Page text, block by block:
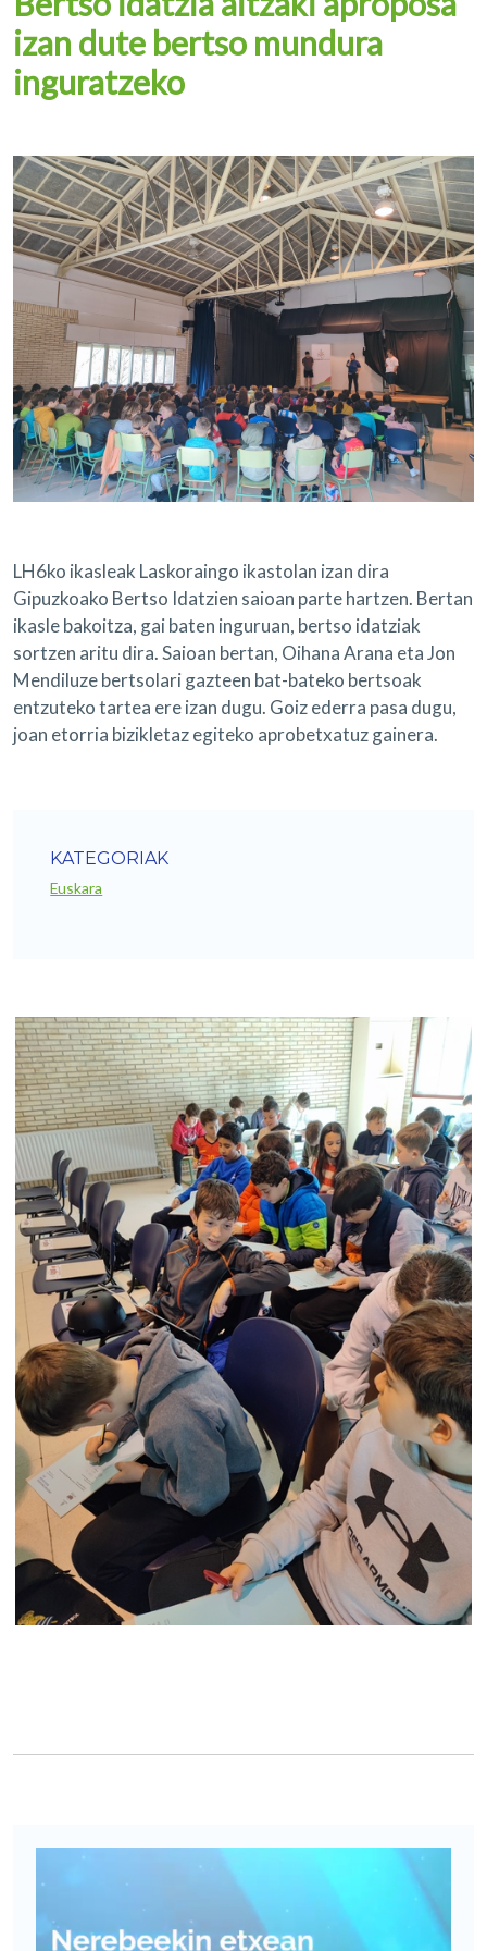
izan dute bertso mundura
inguratzeko
LH6ko ikasleak Laskoraingo ikastolan izan dira
Gipuzkoako Bertso Idatzien saioan parte hartzen. Bertan
ikasle bakoitza, gai baten inguruan, bertso idatziak
sortzen aritu dira. Saioan bertan, Oihana Arana eta Jon
Mendiluze bertsolari gazteen bat-bateko bertsoak
entzuteko tartea ere izan dugu. Goiz ederra pasa dugu,
joan etorria bizikletaz egiteko aprobetxatuz gainera.
KATEGORIAK
Euskara